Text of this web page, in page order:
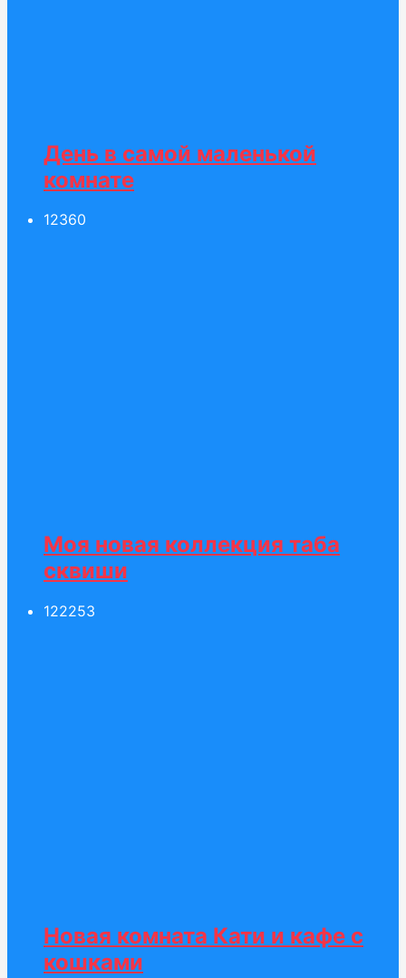
День в самой маленькой
комнате
12360
Моя новая коллекция таба
сквиши
122253
Новая комната Кати и кафе с
кошками